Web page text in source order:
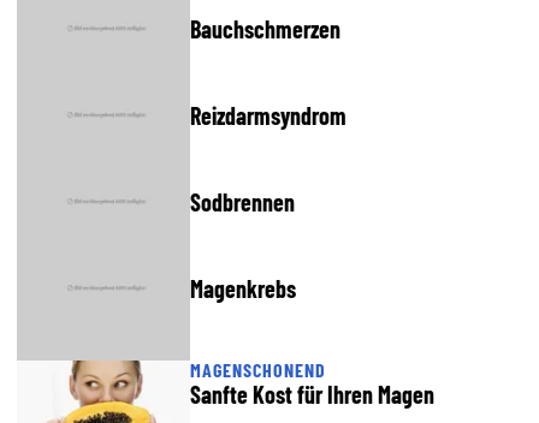
Bauchschmerzen
Reizdarmsyndrom
Sodbrennen
Magenkrebs
MAGENSCHONEND
Sanfte Kost für Ihren Magen